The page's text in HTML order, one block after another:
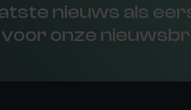
nieuws als
voor onze